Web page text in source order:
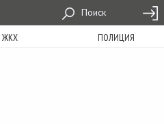
Поиск
ЖКХ ПОЛИЦИЯ